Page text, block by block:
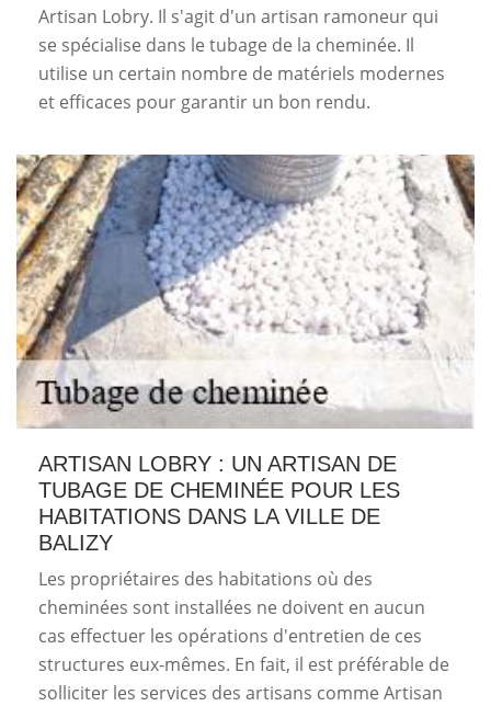
Artisan Lobry. Il s'agit d'un artisan ramoneur qui
se spécialise dans le tubage de la cheminée. Il
utilise un certain nombre de matériels modernes
et efficaces pour garantir un bon rendu.
ARTISAN LOBRY : UN ARTISAN DE
TUBAGE DE CHEMINÉE POUR LES
HABITATIONS DANS LA VILLE DE
BALIZY
Les propriétaires des habitations où des
cheminées sont installées ne doivent en aucun
cas effectuer les opérations d'entretien de ces
structures eux-mêmes. En fait, il est préférable de
solliciter les services des artisans comme Artisan